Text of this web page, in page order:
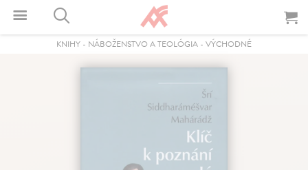
KNIHY - NÁBOŽENSTVO A TEOLÓGIA - VÝCHODNÉ